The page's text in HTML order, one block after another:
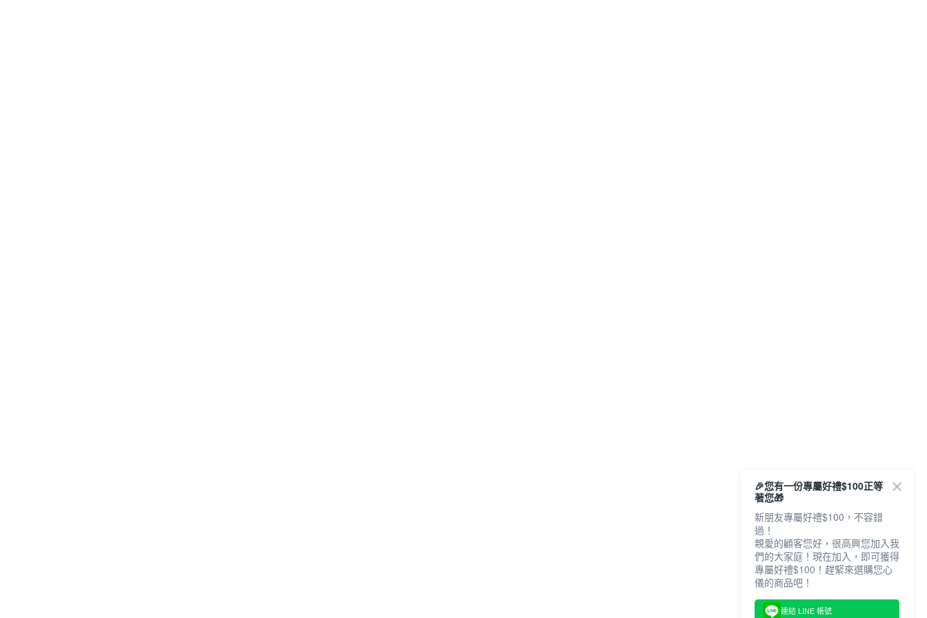
🎉您有一份專屬好禮$100正等
著您🎁
新朋友專屬好禮$100，不容錯
過！
親愛的顧客您好，很高興您加入我
們的大家庭！現在加入，即可獲得
專屬好禮$100！趕緊來選購您心
儀的商品吧！
連結 LINE 帳號